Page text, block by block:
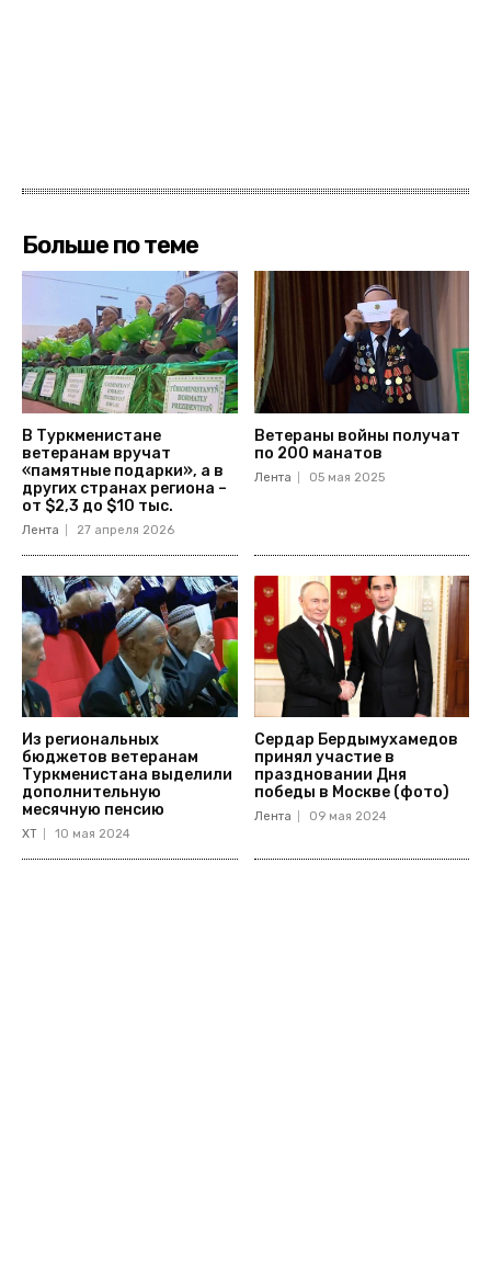
Больше по теме
В Туркменистане
ветеранам вручат
«памятные подарки», а в
других странах региона –
от $2,3 до $10 тыс.
Лента 27 апреля 2026
Ветераны войны получат
по 200 манатов
Лента 05 мая 2025
Из региональных
бюджетов ветеранам
Туркменистана выделили
дополнительную
месячную пенсию
ХТ 10 мая 2024
Сердар Бердымухамедов
принял участие в
праздновании Дня
победы в Москве (фото)
Лента 09 мая 2024